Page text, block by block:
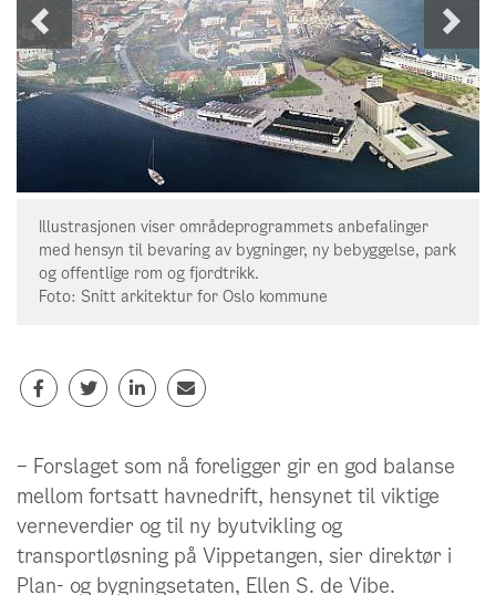
Illustrasjonen viser områdeprogrammets anbefalinger
med hensyn til bevaring av bygninger, ny bebyggelse, park
og offentlige rom og fjordtrikk.
Foto: Snitt arkitektur for Oslo kommune
Neste
bilde
– Forslaget som nå foreligger gir en god balanse
mellom fortsatt havnedrift, hensynet til viktige
verneverdier og til ny byutvikling og
transportløsning på Vippetangen, sier direktør i
Plan- og bygningsetaten, Ellen S. de Vibe.